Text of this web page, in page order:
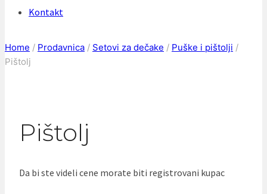
Kontakt
Home / Prodavnica / Setovi za dečake / Puške i pištolji /
Pištolj
Pištolj
Da bi ste videli cene morate biti registrovani kupac